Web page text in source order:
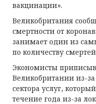
вакцинации».
Великобритания
смертности от
занимает один из
по количеству
Экономисты
Великобритании из-
сектора услуг,
течение года из-за